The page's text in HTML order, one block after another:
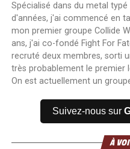
Spécialisé dans du metal
d'années, j'ai commencé en
mon premier groupe Collide
ans, j'ai co-fondé Fight For
recruté deux membres, sorti
très probablement le premier
On est actuellement un
Suivez-nous sur
À